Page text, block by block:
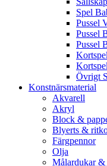
Spel
Pussel
Pussel
Pussel
Övrigt
Konstnärsmaterial
Akvarell
Akryl
Block &
Blyerts &
Färgpennor
Olja
Målardukar &